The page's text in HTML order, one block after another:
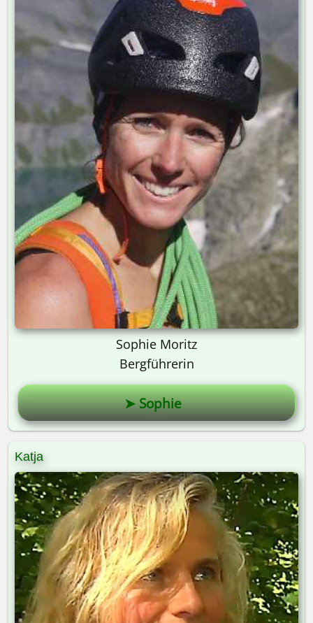
Sophie Moritz
Bergführerin
➤ Sophie
Katja